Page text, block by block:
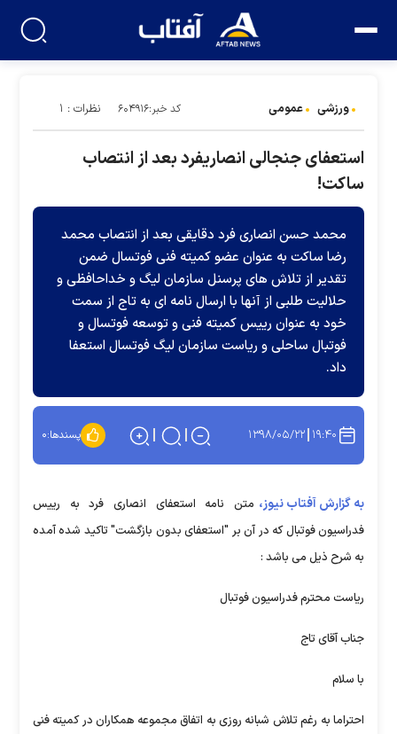
ورزشی عمومی کد خبر:۶۰۴۹۱۶ نظرات : ۱
استعفای جنجالی انصاریفرد بعد از انتصاب
ساکت!
محمد حسن انصاری فرد دقایقی بعد از انتصاب محمد
رضا ساکت به عنوان عضو کمیته فنی فوتسال ضمن
تقدیر از تلاش های پرسنل سازمان لیگ و خداحافظی و
حلالیت طلبی از آنها با ارسال نامه ای به تاج از سمت
خود به عنوان رییس کمیته فنی و توسعه فوتسال و
فوتبال ساحلی و ریاست سازمان لیگ فوتسال استعفا
داد.
۱۹:۴۰ ۱۳۹۸/۰۵/۲۲ پسندها:۰
به گزارش آفتاب نیوز، متن نامه استعفای انصاری فرد به رییس
فدراسیون فوتبال که در آن بر "استعفای بدون بازگشت" تاکید شده آمده
به شرح ذیل می باشد :
ریاست محترم فدراسیون فوتبال
جناب آقای تاج
با سلام
احتراما به رغم تلاش شبانه روزی به اتفاق مجموعه همکاران در کمیته فنی